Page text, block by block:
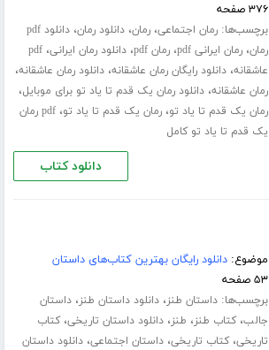
۳۷۶ صفحه
برچسب‌ها:رمان اجتماعی،رمان،دانلود رمان،
دانلود pdf
رمان،رمان ایرانی pdf ،رمان pdf ،دانلود رمان ایرانی،pdf
عاشقانه،دانلود رایگان رمان عاشقانه،دانلود رمان عاشقانه،
رمان عاشقانه،دانلود رمان یک قدم تا یاد تو برای موبایل،
رمان یک قدم تا یاد تو،رمان یک قدم تا یاد تو،
pdf رمان
یک قدم تا یاد تو کامل
دانلود کتاب
موضوع:دانلود رایگان بهترین کتاب‌های داستان
۵۳ صفحه
برچسب‌ها:داستان طنز،دانلود داستان طنز،داستان
جالب،کتاب طنز، طنز،دانلود داستان تاریخی،کتاب
تاریخی،کتاب تاریخی،داستان اجتماعی،دانلود داستان